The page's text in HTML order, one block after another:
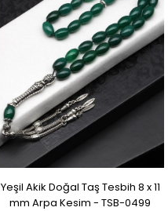
Yeşil Akik Doğal Taş Tesbih 8 x 11
mm Arpa Kesim - TSB-0499